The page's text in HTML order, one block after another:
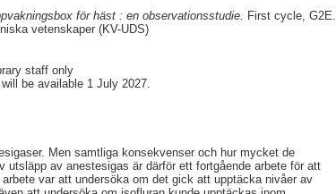
för häst : en observationsstudie. First cycle, G2E.
vetenskaper (KV-UDS)
staff only
be available 1 July 2027.
Men samtliga konsekvenser och hur mycket de
av anestesigas är därför ett fortgående arbete för att
var att undersöka om det gick att upptäcka nivåer av